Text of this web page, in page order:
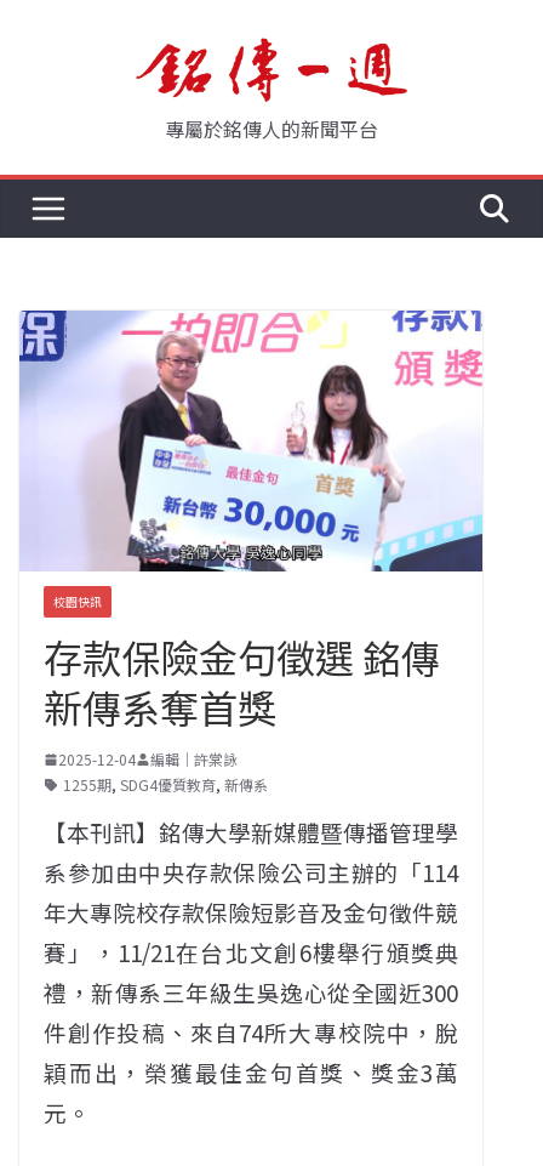
專屬於銘傳人的新聞平台
校園快訊
存款保險金句徵選 銘傳
新傳系奪首獎
2025-12-04
編輯｜許棠詠
1255期, SDG4優質教育, 新傳系
【本刊訊】銘傳大學新媒體暨傳播管理學
系參加由中央存款保險公司主辦的「114
年大專院校存款保險短影音及金句徵件競
賽」，11/21在台北文創6樓舉行頒獎典
禮，新傳系三年級生吳逸心從全國近300
件創作投稿、來自74所大專校院中，脫
穎而出，榮獲最佳金句首獎、獎金3萬
元。